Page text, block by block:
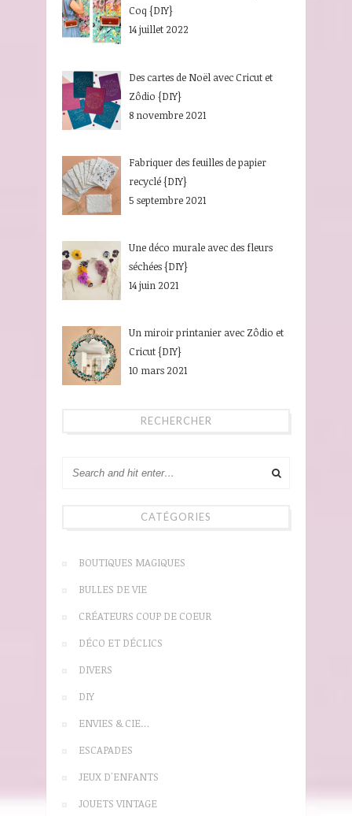
Coq {DIY}
14 juillet 2022
Des cartes de Noël avec Cricut et
Zôdio {DIY}
8 novembre 2021
Fabriquer des feuilles de papier
recyclé {DIY}
5 septembre 2021
Une déco murale avec des fleurs
séchées {DIY}
14 juin 2021
Un miroir printanier avec Zôdio et
Cricut {DIY}
10 mars 2021
RECHERCHER
CATÉGORIES
BOUTIQUES MAGIQUES
BULLES DE VIE
CRÉATEURS COUP DE COEUR
DÉCO ET DÉCLICS
DIVERS
DIY
ENVIES & CIE…
ESCAPADES
JEUX D'ENFANTS
JOUETS VINTAGE